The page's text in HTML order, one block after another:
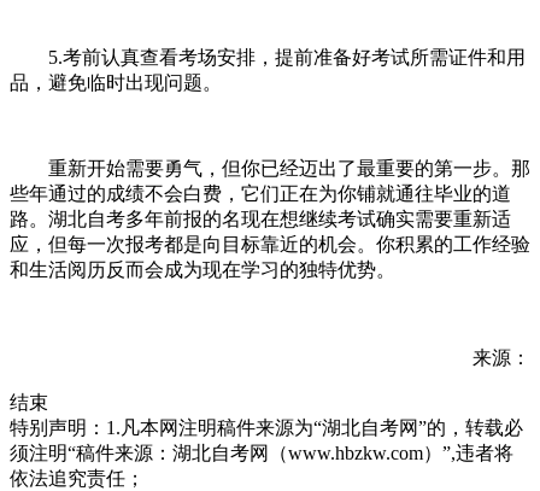
5.考前认真查看考场安排，提前准备好考试所需证件和用
品，避免临时出现问题。
重新开始需要勇气，但你已经迈出了最重要的第一步。那
些年通过的成绩不会白费，它们正在为你铺就通往毕业的道
路。湖北自考多年前报的名现在想继续考试确实需要重新适
应，但每一次报考都是向目标靠近的机会。你积累的工作经验
和生活阅历反而会成为现在学习的独特优势。
来源：
结束
特别声明：1.凡本网注明稿件来源为“湖北自考网”的，转载必
须注明“稿件来源：湖北自考网（www.hbzkw.com）”,违者将
依法追究责任；